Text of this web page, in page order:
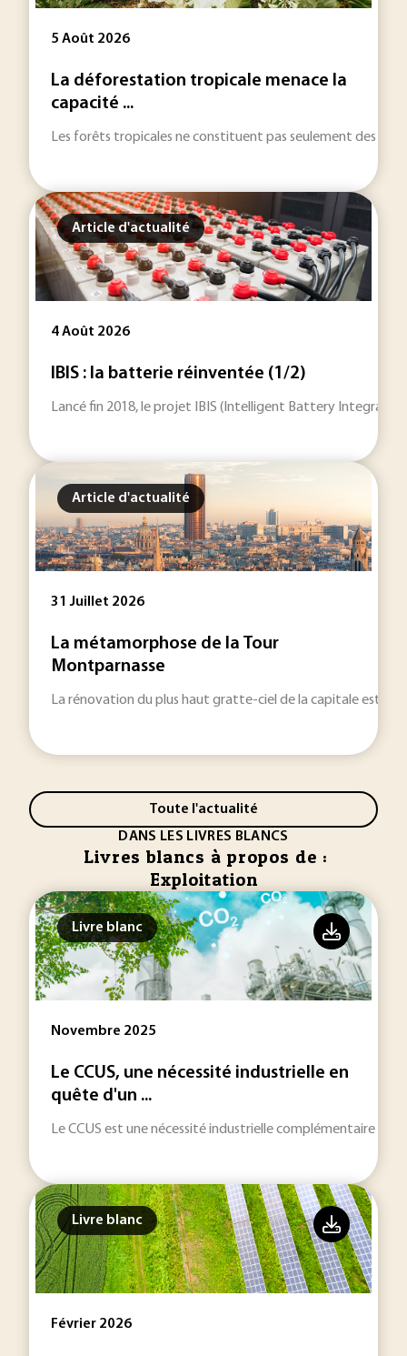
5 Août 2026
La déforestation tropicale menace la
capacité ...
Les forêts tropicales ne constituent pas seulement des
Article d'actualité
4 Août 2026
IBIS : la batterie réinventée (1/2)
Lancé fin 2018, le projet IBIS (Intelligent Battery
Article d'actualité
31 Juillet 2026
La métamorphose de la Tour
Montparnasse
La rénovation du plus haut gratte-ciel de la capitale est
Toute l'actualité
DANS LES LIVRES BLANCS
Livres blancs à propos de :
Exploitation
Livre blanc
Novembre 2025
Le CCUS, une nécessité industrielle en
quête d'un ...
Le CCUS est une nécessité industrielle complémentaire
Livre blanc
Février 2026